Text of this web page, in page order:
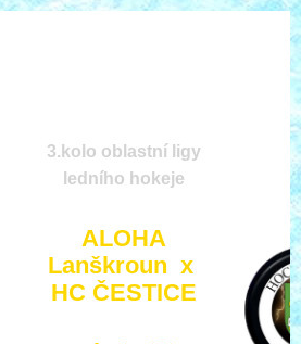
3.kolo oblastní ligy
ledního hokeje
ALOHA
Lanškroun x
HC ČESTICE